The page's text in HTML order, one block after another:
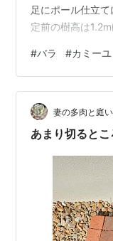
足にポール仕立
定前の樹高は
じ。 別アングル
れしていますね
サルシュートの
た。 購入時の大
いうのは、シュ
#バラ #カミーユ
妻の多肉と庭
あまり切ると